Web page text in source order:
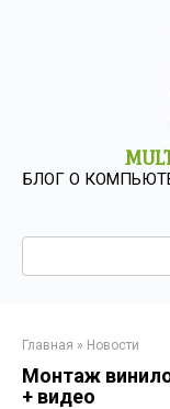
БЛОГ О
Главная » Новости
Монтаж
+ видео